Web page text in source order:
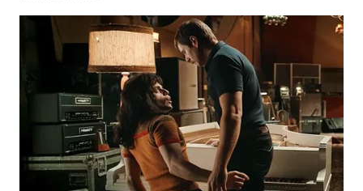
SAMOSIR
LAWAS
SUMEDANG